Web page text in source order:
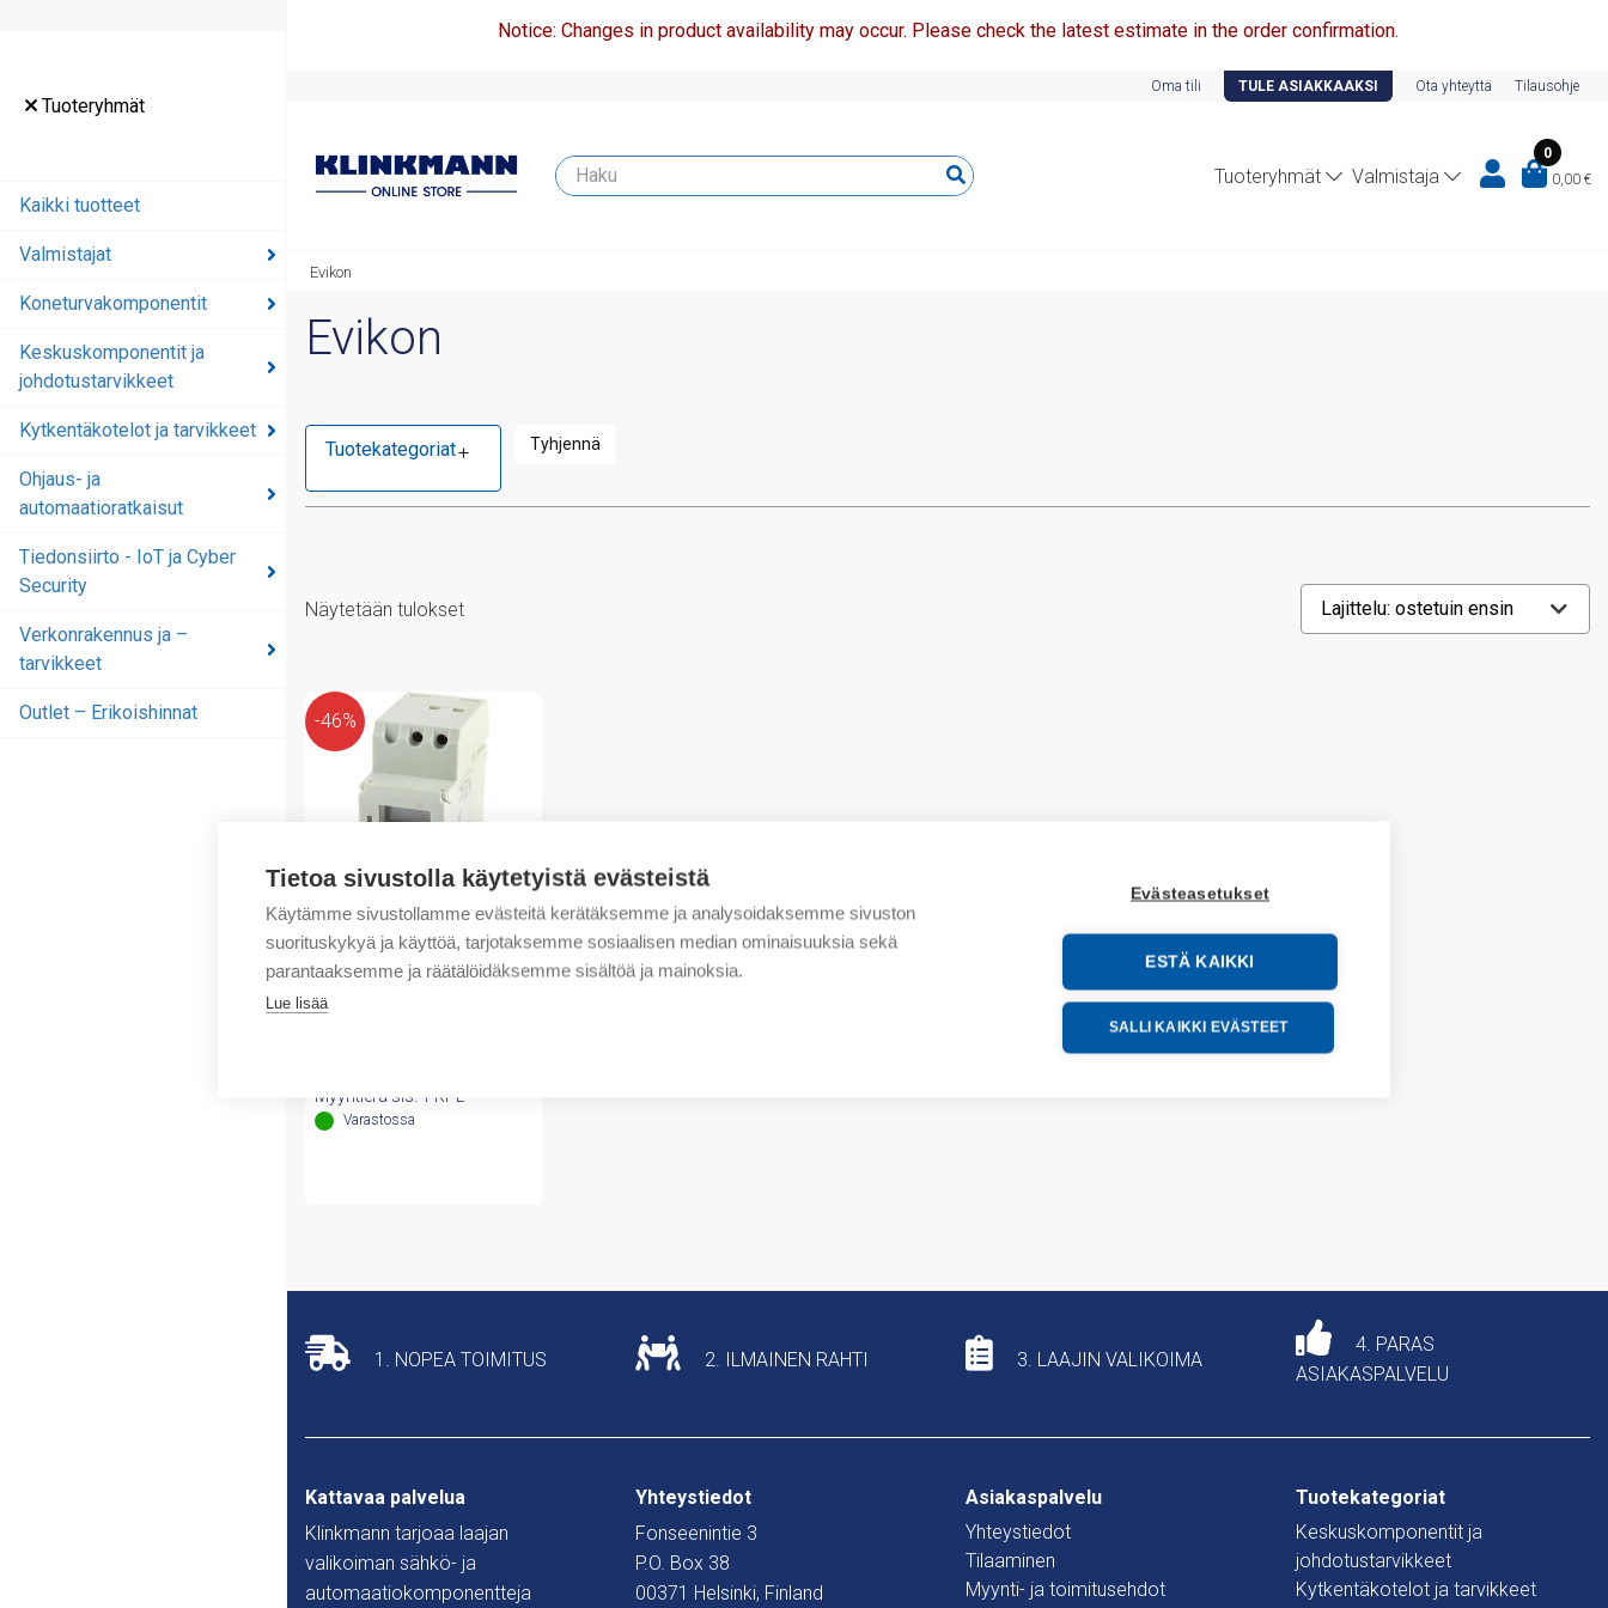
Tietoa sivustolla käytetyistä evästeistä
Käytämme sivustollamme evästeitä kerätäksemme ja analysoidaksemme sivuston
suorituskykyä ja käyttöä, tarjotaksemme sosiaalisen median ominaisuuksia sekä
parantaaksemme ja räätälöidäksemme sisältöä ja mainoksia.
Lue lisää
Evästeasetukset
ESTÄ KAIKKI
SALLI KAIKKI EVÄSTEET
Tuoteryhmät
Kaikki tuotteet
Valmistajat
Koneturvakomponentit
Keskuskomponentit ja
johdotustarvikkeet
Kytkentäkotelot ja tarvikkeet
Ohjaus- ja
automaatioratkaisut
Tiedonsiirto - IoT ja Cyber
Security
Verkonrakennus ja –
tarvikkeet
Outlet – Erikoishinnat
Notice: Changes in product availability may occur. Please check the latest estimate in the order confirmation.
Oma tili TULE ASIAKKAAKSI Ota yhteyttä Tilausohje
Tuoteryhmät Valmistaja
0
0,00 €
Evikon
Evikon
Tuotekategoriat Tyhjennä
Näytetään tulokset
-46%
Evikon
(X) Programming timer
relay, weekly
oli:
Myyntierä sis. 1 KPL
Varastossa
1. NOPEA TOIMITUS 2. ILMAINEN RAHTI 3. LAAJIN VALIKOIMA
4. PARAS
ASIAKASPALVELU
Kattavaa palvelua
Klinkmann tarjoaa laajan
valikoiman sähkö- ja
automaatiokomponentteja
Yhteystiedot
Fonseenintie 3
P.O. Box 38
00371 Helsinki, Finland
Asiakaspalvelu
Yhteystiedot
Tilaaminen
Myynti- ja toimitusehdot
Tuotekategoriat
Keskuskomponentit ja
johdotustarvikkeet
Kytkentäkotelot ja tarvikkeet